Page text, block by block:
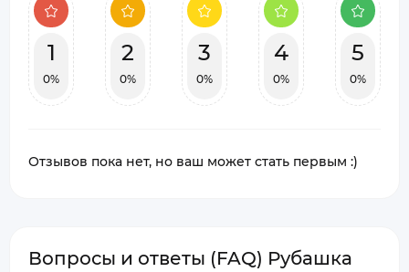
1
0%
2
0%
3
0%
4
0%
5
0%
Отзывов пока нет, но ваш может стать первым :)
Вопросы и ответы (FAQ) Рубашка